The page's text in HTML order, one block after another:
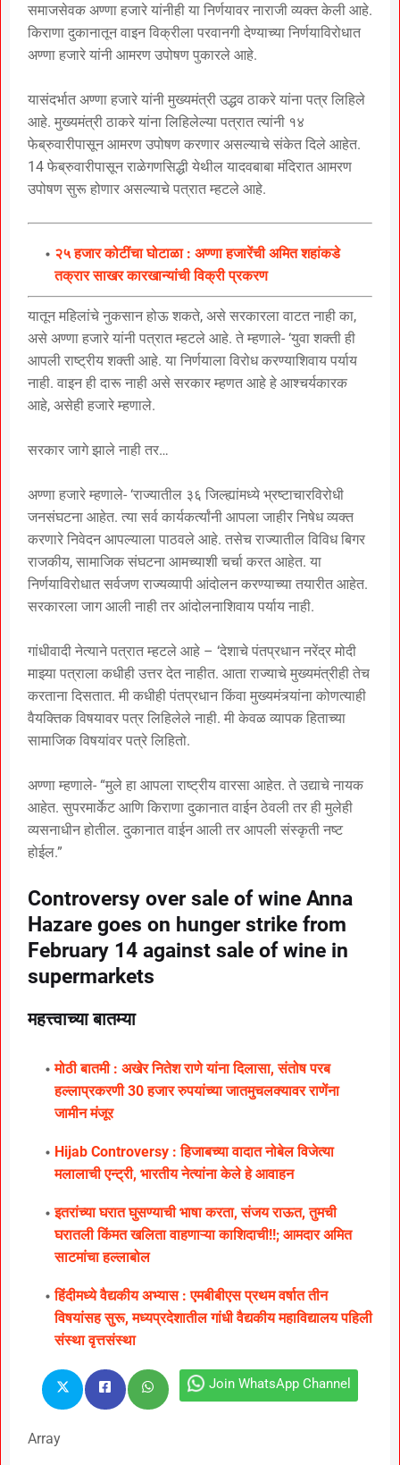
समाजसेवक अण्णा हजारे यांनीही या निर्णयावर नाराजी व्यक्त केली आहे.
किराणा दुकानातून वाइन विक्रीला परवानगी देण्याच्या निर्णयाविरोधात
अण्णा हजारे यांनी आमरण उपोषण पुकारले आहे.
यासंदर्भात अण्णा हजारे यांनी मुख्यमंत्री उद्धव ठाकरे यांना पत्र लिहिले
आहे. मुख्यमंत्री ठाकरे यांना लिहिलेल्या पत्रात त्यांनी १४
फेब्रुवारीपासून आमरण उपोषण करणार असल्याचे संकेत दिले आहेत.
14 फेब्रुवारीपासून राळेगणसिद्धी येथील यादवबाबा मंदिरात आमरण
उपोषण सुरू होणार असल्याचे पत्रात म्हटले आहे.
२५ हजार कोटींचा घोटाळा : अण्णा हजारेंची अमित शहांकडे
तक्रार साखर कारखान्यांची विक्री प्रकरण
यातून महिलांचे नुकसान होऊ शकते, असे सरकारला वाटत नाही का,
असे अण्णा हजारे यांनी पत्रात म्हटले आहे. ते म्हणाले- ‘युवा शक्ती ही
आपली राष्ट्रीय शक्ती आहे. या निर्णयाला विरोध करण्याशिवाय पर्याय
नाही. वाइन ही दारू नाही असे सरकार म्हणत आहे हे आश्चर्यकारक
आहे, असेही हजारे म्हणाले.
सरकार जागे झाले नाही तर…
अण्णा हजारे म्हणाले- ‘राज्यातील ३६ जिल्ह्यांमध्ये भ्रष्टाचारविरोधी
जनसंघटना आहेत. त्या सर्व कार्यकर्त्यांनी आपला जाहीर निषेध व्यक्त
करणारे निवेदन आपल्याला पाठवले आहे. तसेच राज्यातील विविध बिगर
राजकीय, सामाजिक संघटना आमच्याशी चर्चा करत आहेत. या
निर्णयाविरोधात सर्वजण राज्यव्यापी आंदोलन करण्याच्या तयारीत आहेत.
सरकारला जाग आली नाही तर आंदोलनाशिवाय पर्याय नाही.
गांधीवादी नेत्याने पत्रात म्हटले आहे – ‘देशाचे पंतप्रधान नरेंद्र मोदी
माझ्या पत्राला कधीही उत्तर देत नाहीत. आता राज्याचे मुख्यमंत्रीही तेच
करताना दिसतात. मी कधीही पंतप्रधान किंवा मुख्यमंत्र्यांना कोणत्याही
वैयक्तिक विषयावर पत्र लिहिलेले नाही. मी केवळ व्यापक हिताच्या
सामाजिक विषयांवर पत्रे लिहितो.
अण्णा म्हणाले- “मुले हा आपला राष्ट्रीय वारसा आहेत. ते उद्याचे नायक
आहेत. सुपरमार्केट आणि किराणा दुकानात वाईन ठेवली तर ही मुलेही
व्यसनाधीन होतील. दुकानात वाईन आली तर आपली संस्कृती नष्ट
होईल.”
Controversy over sale of wine Anna
Hazare goes on hunger strike from
February 14 against sale of wine in
supermarkets
महत्त्वाच्या बातम्या
मोठी बातमी : अखेर नितेश राणे यांना दिलासा, संतोष परब
हल्लाप्रकरणी 30 हजार रुपयांच्या जातमुचलक्यावर राणेंना
जामीन मंजूर
Hijab Controversy : हिजाबच्या वादात नोबेल विजेत्या
मलालाची एन्ट्री, भारतीय नेत्यांना केले हे आवाहन
इतरांच्या घरात घुसण्याची भाषा करता, संजय राऊत, तुमची
घरातली किंमत खलिता वाहणाऱ्या काशिदाची!!; आमदार अमित
साटमांचा हल्लाबोल
हिंदीमध्ये वैद्यकीय अभ्यास : एमबीबीएस प्रथम वर्षात तीन
विषयांसह सुरू, मध्यप्रदेशातील गांधी वैद्यकीय महाविद्यालय पहिली
संस्था वृत्तसंस्था
Join WhatsApp Channel
Array